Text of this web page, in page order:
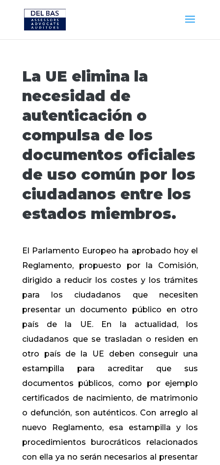
La UE elimina la
necesidad de
autenticación o
compulsa de los
documentos oficiales
de uso común por los
ciudadanos entre los
estados miembros.
El Parlamento Europeo ha aprobado hoy el
Reglamento, propuesto por la Comisión,
dirigido a reducir los costes y los trámites
para los ciudadanos que necesiten
presentar un documento público en otro
país de la UE. En la actualidad, los
ciudadanos que se trasladan o residen en
otro país de la UE deben conseguir una
estampilla para acreditar que sus
documentos públicos, como por ejemplo
certificados de nacimiento, de matrimonio
o defunción, son auténticos. Con arreglo al
nuevo Reglamento, esa estampilla y los
procedimientos burocráticos relacionados
con ella ya no serán necesarios al presentar